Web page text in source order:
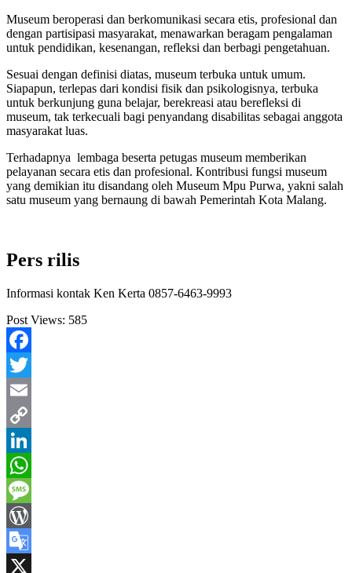
Museum beroperasi dan berkomunikasi secara etis, profesional dan
dengan partisipasi masyarakat, menawarkan beragam pengalaman
untuk pendidikan, kesenangan, refleksi dan berbagi pengetahuan.
Sesuai dengan definisi diatas, museum terbuka untuk umum.
Siapapun, terlepas dari kondisi fisik dan psikologisnya, terbuka
untuk berkunjung guna belajar, berekreasi atau berefleksi di
museum, tak terkecuali bagi penyandang disabilitas sebagai anggota
masyarakat luas.
Terhadapnya lembaga beserta petugas museum memberikan
pelayanan secara etis dan profesional. Kontribusi fungsi museum
yang demikian itu disandang oleh Museum Mpu Purwa, yakni salah
satu museum yang bernaung di bawah Pemerintah Kota Malang.
Pers rilis
Informasi kontak Ken Kerta 0857-6463-9993
Post Views: 585
Facebook
Twitter
Email
Copy
Link
LinkedIn
WhatsApp
Message
WordPress
Google